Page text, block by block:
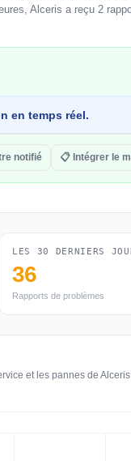
Alceris a reçu 2
en temps réel.
notifié 📋 Intégrer le
LES 30 DERNIERS
36
Rapports de problèmes
et les pannes de